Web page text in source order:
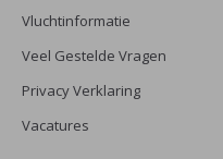
Vluchtinformatie
Veel Gestelde Vragen
Privacy Verklaring
Vacatures